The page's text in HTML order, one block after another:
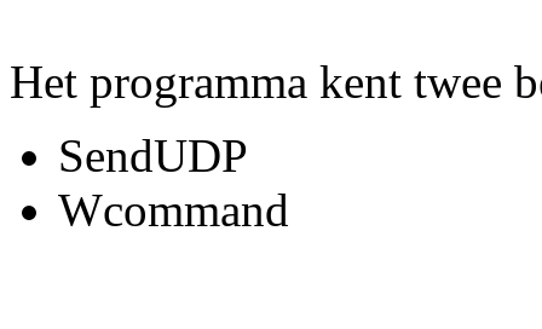
Het programma kent twee
SendUDP
Wcommand